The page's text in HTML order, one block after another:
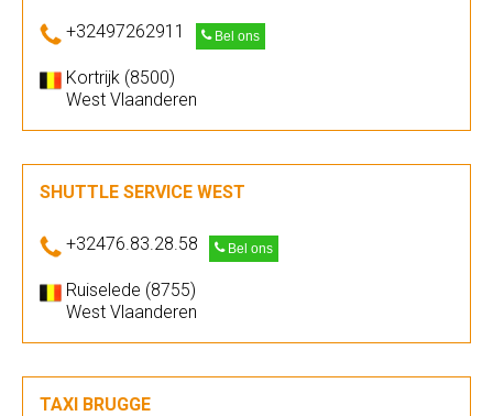
+32497262911 Bel ons
Kortrijk (8500)
West Vlaanderen
SHUTTLE SERVICE WEST
+32476.83.28.58 Bel ons
Ruiselede (8755)
West Vlaanderen
TAXI BRUGGE